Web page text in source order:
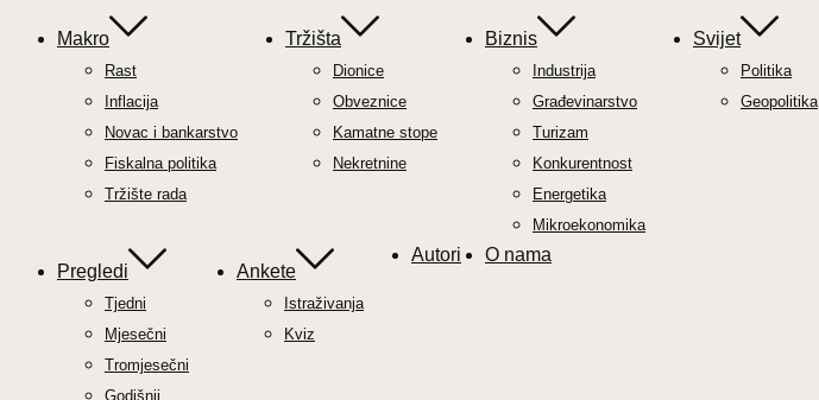
Makro
Rast
Inflacija
Novac i bankarstvo
Fiskalna politika
Tržište rada
Tržišta
Dionice
Obveznice
Kamatne stope
Nekretnine
Biznis
Industrija
Građevinarstvo
Turizam
Konkurentnost
Energetika
Mikroekonomika
Svijet
Politika
Geopolitika
Pregledi
Tjedni
Mjesečni
Tromjesečni
Godišnji
Ankete
Istraživanja
Kviz
Autori O nama